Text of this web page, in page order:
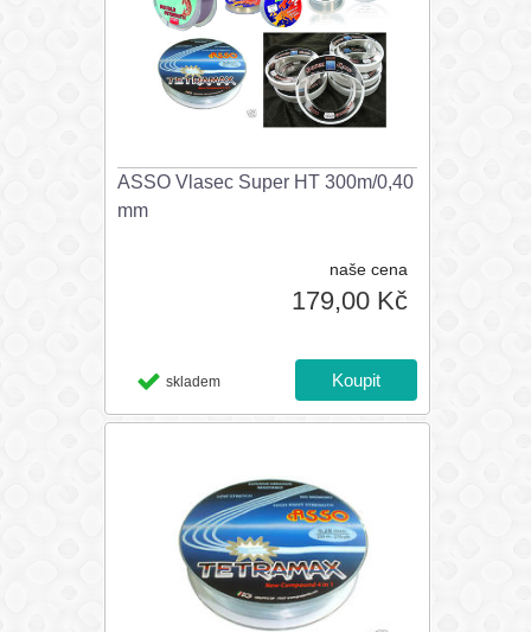
ASSO Vlasec Super HT 300m/0,40
mm
naše cena
179,00 Kč
skladem